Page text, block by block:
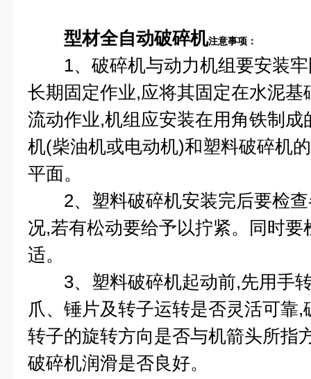
型材全自动破碎机注意事项：
1、破碎机与动力机组要安装牢
长期固定作业,应将其固定在水泥
流动作业,机组应安装在用角铁制
机(柴油机或电动机)和塑料破碎机
平面。
2、塑料破碎机安装完后要检查
况,若有松动要给予以拧紧。同时
适。
3、塑料破碎机起动前,先用手转
爪、锤片及转子运转是否灵活可靠
转子的旋转方向是否与机箭头所指
破碎机润滑是否良好。